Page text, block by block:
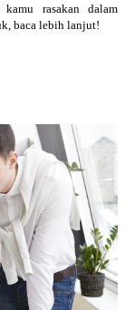
rasakan dalam
baca lebih lanjut!